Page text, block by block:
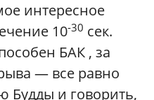
интересное
10-30 сек.
БАК , за
— все равно
Будды и говорить,